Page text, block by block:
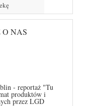
O NAS
- reportaż "Tu
produktów i
przez LGD